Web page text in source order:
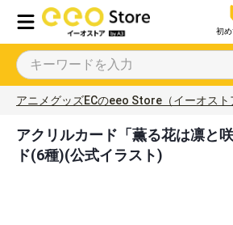
初
アニメグッズECのeeo Store（イーオスト
アクリルカード「薫る花は凛と
ド(6種)(公式イラスト)